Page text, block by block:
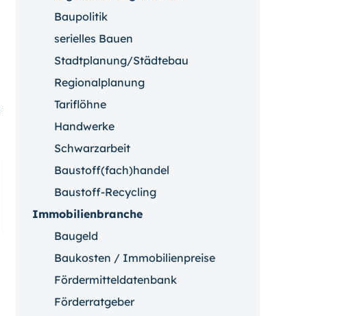
Baupolitik
serielles Bauen
Stadtplanung/Städtebau
Regionalplanung
Tariflöhne
Handwerke
Schwarzarbeit
Baustoff(fach)handel
Baustoff-Recycling
Immobilienbranche
Baugeld
Baukosten / Immobilienpreise
Fördermitteldatenbank
Förderratgeber